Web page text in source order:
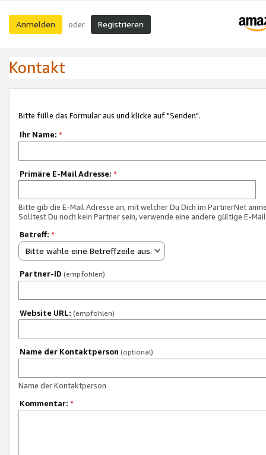
Anmelden oder Registrieren
Kontakt
Bitte fülle das Formular aus und klicke auf "Senden".
Ihr Name: *
Primäre E-Mail Adresse: *
Bitte gib die E-Mail Adresse an, mit welcher Du Dich im PartnerNet
Solltest Du noch kein Partner sein, verwende eine andere gültige E-
Betreff: *
Bitte wähle eine Betreffzeile aus.
Partner-ID (empfohlen)
Website URL: (empfohlen)
Name der Kontaktperson (optional)
Name der Kontaktperson
Kommentar: *